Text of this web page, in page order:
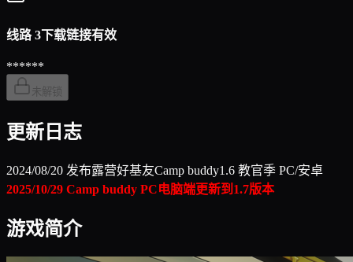
线路 3下载链接有效
******
未解锁
更新日志
2024/08/20 发布露营好基友Camp buddy1.6 教官季 PC/安卓
2025/10/29 Camp buddy PC电脑端更新到1.7版本
游戏简介